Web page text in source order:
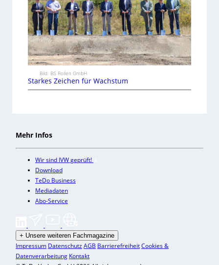
Bild: BS Rollen GmbH
Starkes Zeichen für Wachstum
Mehr Infos
Wir sind IVW geprüft!
Download
TeDo Business
Mediadaten
Abo-Service
+ Unsere weiteren Fachmagazine
Impressum DatenschutzAGB BarrierefreiheitCookies &
Datenverarbeitung Kontakt